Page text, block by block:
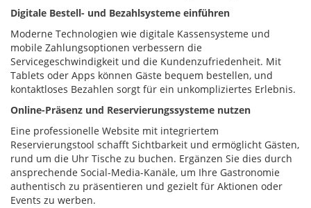
Digitale Bestell- und Bezahlsysteme einführen
Moderne Technologien wie digitale Kassensysteme und
mobile Zahlungsoptionen verbessern die
Servicegeschwindigkeit und die Kundenzufriedenheit. Mit
Tablets oder Apps können Gäste bequem bestellen, und
kontaktloses Bezahlen sorgt für ein unkompliziertes Erlebnis.
Online-Präsenz und Reservierungssysteme nutzen
Eine professionelle Website mit integriertem
Reservierungstool schafft Sichtbarkeit und ermöglicht Gästen,
rund um die Uhr Tische zu buchen. Ergänzen Sie dies durch
ansprechende Social-Media-Kanäle, um Ihre Gastronomie
authentisch zu präsentieren und gezielt für Aktionen oder
Events zu werben.